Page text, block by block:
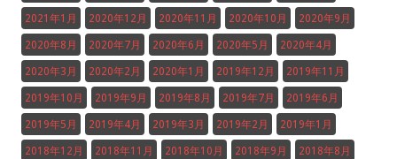
2021年1月 2020年12月 2020年11月 2020年10月 2020年9月
2020年8月 2020年7月 2020年6月 2020年5月 2020年4月
2020年3月 2020年2月 2020年1月 2019年12月 2019年11月
2019年10月 2019年9月 2019年8月 2019年7月 2019年6月
2019年5月 2019年4月 2019年3月 2019年2月 2019年1月
2018年12月 2018年11月 2018年10月 2018年9月 2018年8月